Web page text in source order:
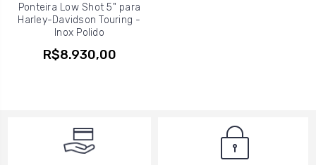
Ponteira Low Shot 5" para
Harley-Davidson Touring -
Inox Polido
R$8.930,00